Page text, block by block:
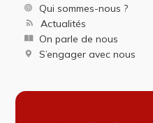
Qui sommes-nous ?
Actualités
On parle de nous
S’engager avec nous